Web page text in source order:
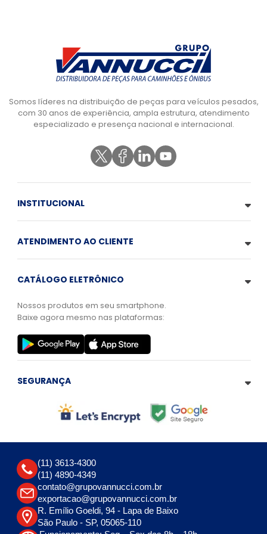
Somos líderes na distribuição de peças para veículos pesados,
com 30 anos de experiência, ampla estrutura, atendimento
especializado e presença nacional e internacional.
INSTITUCIONAL
ATENDIMENTO AO CLIENTE
CATÁLOGO ELETRÔNICO
Nossos produtos em seu smartphone.
Baixe agora mesmo nas plataformas:
SEGURANÇA
(11) 3613-4300
(11) 4890-4349
contato@grupovannucci.com.br
exportacao@grupovannucci.com.br
R. Emílio Goeldi, 94 - Lapa de Baixo
São Paulo - SP, 05065-110